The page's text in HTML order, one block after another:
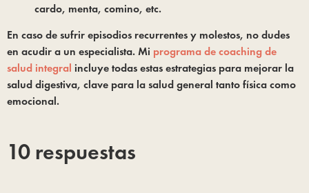
cardo, menta, comino, etc.
En caso de sufrir episodios recurrentes y molestos, no dudes
en acudir a un especialista. Mi programa de coaching de
salud integral incluye todas estas estrategias para mejorar la
salud digestiva, clave para la salud general tanto física como
emocional.
10 respuestas